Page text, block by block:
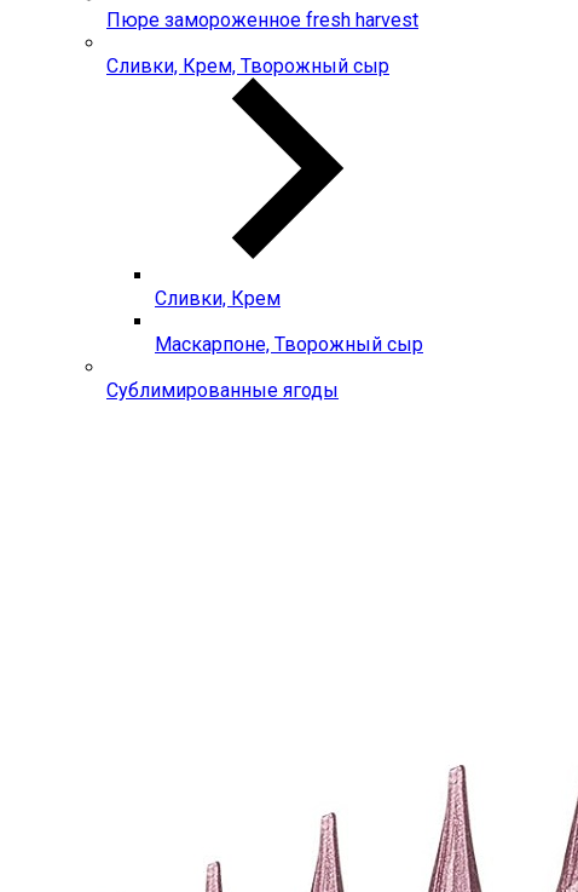
Пюре замороженное fresh harvest
Сливки, Крем, Творожный сыр
Сливки, Крем
Маскарпоне, Творожный сыр
Сублимированные ягоды